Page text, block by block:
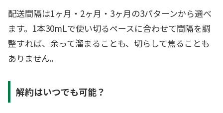
配送間隔は1ヶ月・2ヶ月・3ヶ月の3パターンから選べ
ます。1本30mLで使い切るペースに合わせて間隔を調
整すれば、余って溜まることも、切らして焦ることも
ありません。
解約はいつでも可能？